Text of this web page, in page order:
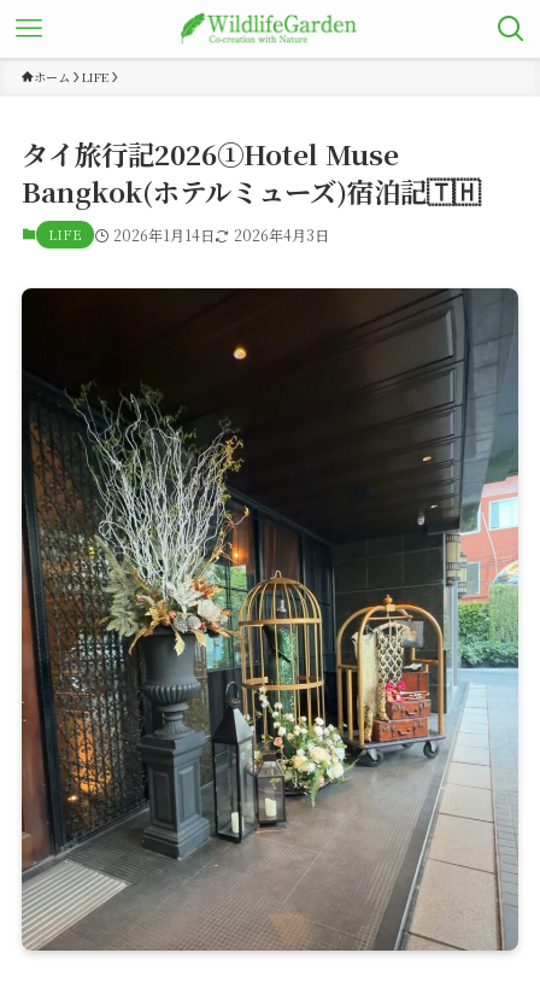
ホーム LIFE
タイ旅行記2026①Hotel Muse
Bangkok(ホテルミューズ)宿泊記🇹🇭
LIFE 2026年1月14日 2026年4月3日